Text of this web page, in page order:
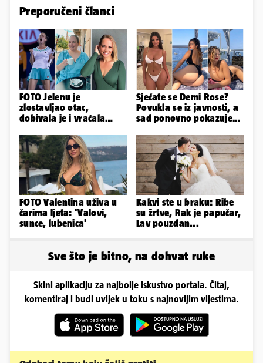
Preporučeni članci
FOTO Jelenu je
zlostavljao otac,
dobivala je i vraćala
tukao šakama'
Sjećate se Demi Rose?
Povukla se iz javnosti, a
sad ponovno pokazuje
FOTO Valentina uživa u
čarima ljeta: 'Valovi,
sunce, lubenica'
Kakvi ste u braku: Ribe
su žrtve, Rak je papučar,
Lav pouzdan...
Sve što je bitno, na dohvat ruke
Skini aplikaciju za najbolje iskustvo portala. Čitaj,
komentiraj i budi uvijek u toku s najnovijim vijestima.